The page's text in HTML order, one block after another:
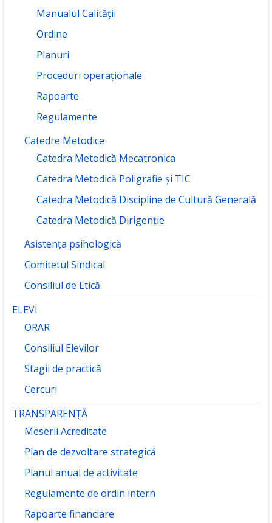
Manualul Calității
Ordine
Planuri
Proceduri operaționale
Rapoarte
Regulamente
Catedre Metodice
Catedra Metodică Mecatronica
Catedra Metodică Poligrafie și TIC
Catedra Metodică Discipline de Cultură Generală
Catedra Metodică Dirigenție
Asistența psihologică
Comitetul Sindical
Consiliul de Etică
ELEVI
ORAR
Consiliul Elevilor
Stagii de practică
Cercuri
TRANSPARENȚĂ
Meserii Acreditate
Plan de dezvoltare strategică
Planul anual de activitate
Regulamente de ordin intern
Rapoarte financiare